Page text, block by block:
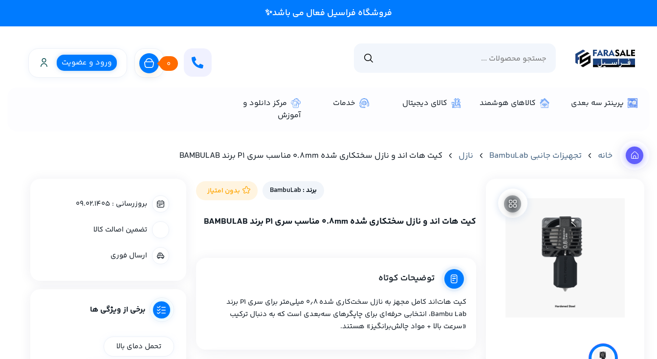
فروشگاه فراسیل
ورود و عضویت 0
پرینتر سه بعدی کالاهای هوشمند کالای دیجیتال خدمات
مرکز دانلود و
آموزش
خانه تجهیزات جانبی BambuLab نازل کیت هات اند و نازل سختکاری شده 0.8mm مناسب سری P1 برند BAMBULAB
بدون امتیاز برند :BambuLab
کیت هات اند و نازل سختکاری شده 0.8mm مناسب سری P1 برند BAMBULAB
توضیحات کوتاه
کیت هات‌اند کامل مجهز به نازل سخت‌کاری شده ۰٫۸ میلی‌متر برای سری P1 برند
Bambu Lab، انتخابی حرفه‌ای برای چاپگرهای سه‌بعدی است که به دنبال ترکیب
«سرعت بالا + مواد چالش‌برانگیز» هستند.
بروزرسانی : 09.02.1405
تضمین اصالت کالا
ارسال فوری
برخی از ویژگی ها
تحمل دمای بالا